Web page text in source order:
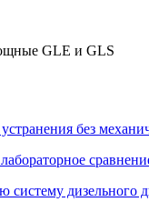
без
дизельного